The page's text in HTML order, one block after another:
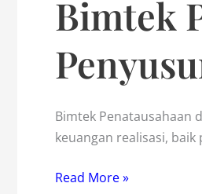
Bimtek
Bimtek Penatausahaan
keuangan realisasi,
Bimtek
Read More »